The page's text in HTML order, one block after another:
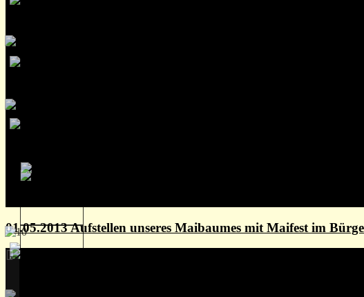
01.05.2013 Aufstellen unseres Maibaumes mit Maifest im